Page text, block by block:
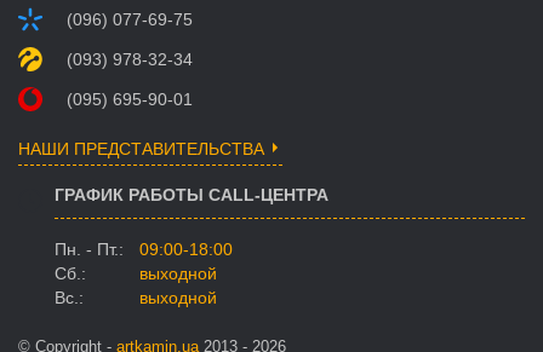
(096) 077-69-75
(093) 978-32-34
(095) 695-90-01
НАШИ ПРЕДСТАВИТЕЛЬСТВА
ГРАФИК РАБОТЫ CALL-ЦЕНТРА
Пн. - Пт.:
09:00-18:00
Сб.:
выходной
Вс.:
выходной
© Copyright - artkamin.ua2013 - 2026